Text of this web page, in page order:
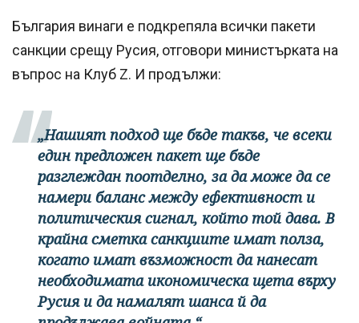
България винаги е подкрепяла всички пакети
санкции срещу Русия, отговори министърката на
въпрос на Клуб Z. И продължи:
„Нашият подход ще бъде такъв, че всеки
един предложен пакет ще бъде
разглеждан поотделно, за да може да се
намери баланс между ефективност и
политическия сигнал, който той дава. В
крайна сметка санкциите имат полза,
когато имат възможност да нанесат
необходимата икономическа щета върху
Русия и да намалят шанса й да